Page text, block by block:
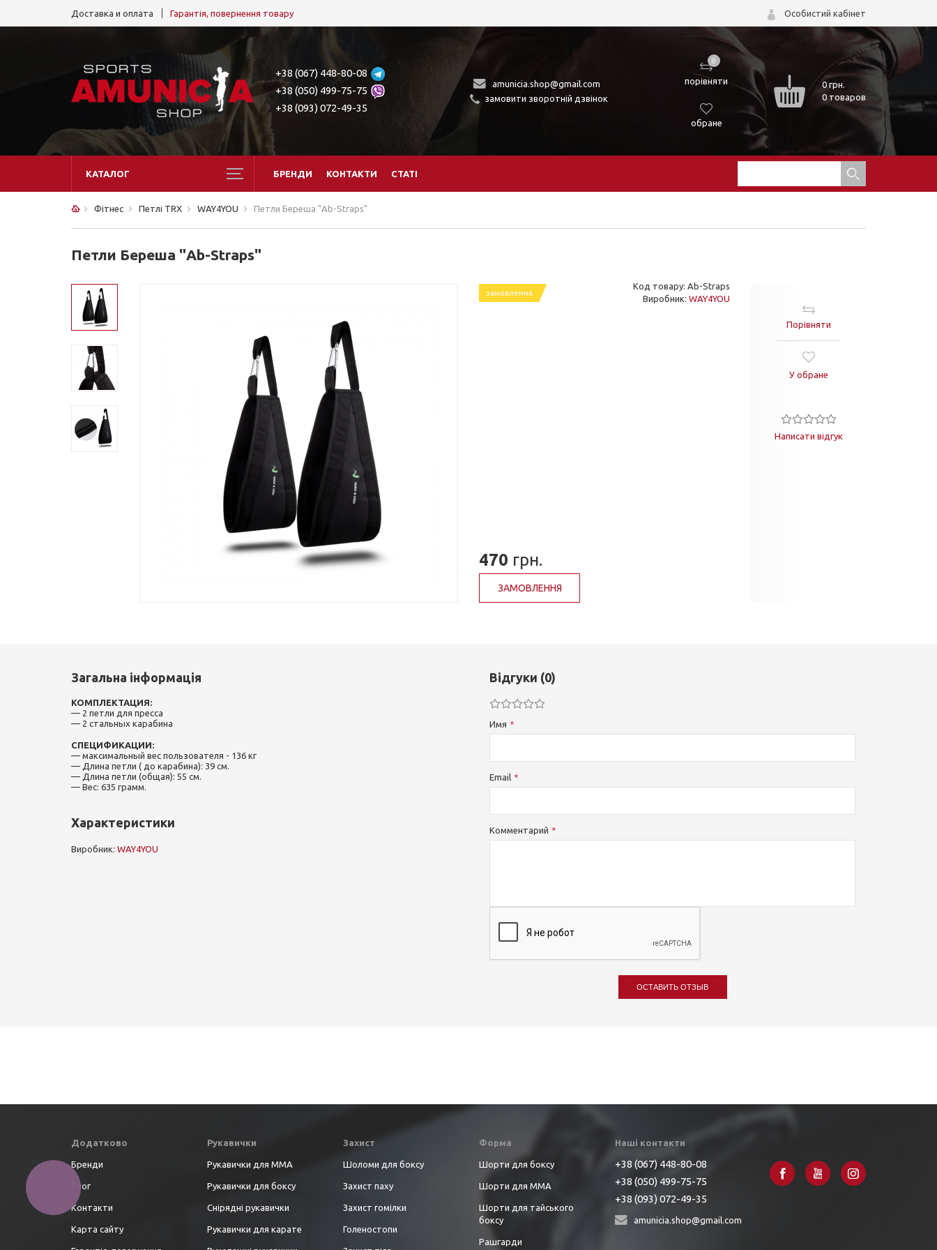
Доставка и оплата Гарантія, повернення товару Особистий кабінет
+38 (067) 448-80-08
+38 (050) 499-75-75
+38 (093) 072-49-35
amunicia.shop@gmail.com
замовити зворотній дзвінок
0
порівняти
обране
0грн.
0 товаров
КАТАЛОГ БРЕНДИ КОНТАКТИ СТАТІ
Фітнес Петлі TRX WAY4YOU Петли Береша "Ab-Straps"
Петли Береша "Ab-Straps"
замовлення
Код товару: Ab-Straps
Виробник: WAY4YOU
470 грн.
ЗАМОВЛЕННЯ
Порівняти
У обране
Написати відгук
Загальна інформація
КОМПЛЕКТАЦИЯ:
— 2 петли для пресса
— 2 стальных карабина
СПЕЦИФИКАЦИИ:
— максимальный вес пользователя - 136 кг
— Длина петли ( до карабина): 39 см.
— Длина петли (общая): 55 см.
— Вес: 635 грамм.
Характеристики
Виробник: WAY4YOU
Відгуки (0)
Имя
Email
Комментарий
ОСТАВИТЬ ОТЗЫВ
Додатково
Бренди
Блог
Контакти
Карта сайту
Рукавички
Рукавички для ММА
Рукавички для боксу
Снірядні рукавички
Рукавички для карате
Захист
Шоломи для боксу
Захист паху
Захист гомілки
Голеностопи
Форма
Шорти для боксу
Шорти для ММА
Шорти для тайського
боксу
Рашгарди
Наші контакти
+38 (067) 448-80-08
+38 (050) 499-75-75
+38 (093) 072-49-35
amunicia.shop@gmail.com